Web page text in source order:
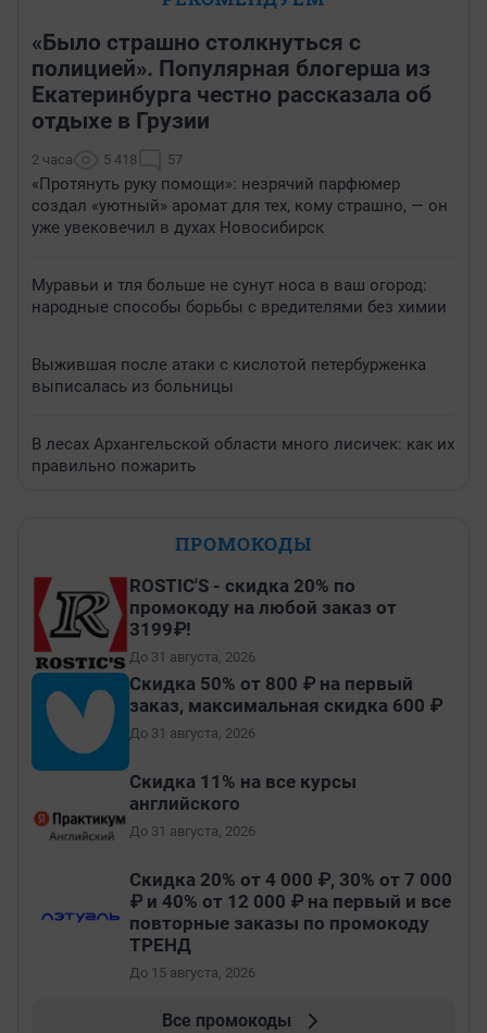
«Было страшно столкнуться с
полицией». Популярная блогерша из
Екатеринбурга честно рассказала об
отдыхе в Грузии
2 часа 5 418 57
«Протянуть руку помощи»: незрячий парфюмер
создал «уютный» аромат для тех, кому страшно, — он
уже увековечил в духах Новосибирск
Муравьи и тля больше не сунут носа в ваш огород:
народные способы борьбы с вредителями без химии
Выжившая после атаки с кислотой петербурженка
выписалась из больницы
В лесах Архангельской области много лисичек: как их
правильно пожарить
ПРОМОКОДЫ
ROSTIC'S - скидка 20% по
промокоду на любой заказ от
3199₽!
До 31 августа, 2026
Скидка 50% от 800 ₽ на первый
заказ, максимальная скидка 600 ₽
До 31 августа, 2026
Скидка 11% на все курсы
английского
До 31 августа, 2026
Скидка 20% от 4 000 ₽, 30% от 7 000
₽ и 40% от 12 000 ₽ на первый и все
повторные заказы по промокоду
ТРЕНД
До 15 августа, 2026
Все промокоды